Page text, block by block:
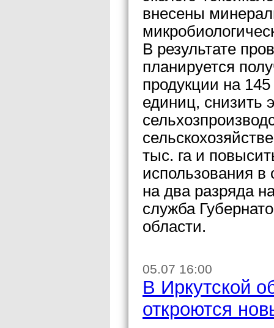
внесены
В результате
планируется
продукции на
единиц, снизить
тыс. га и
использования в
на два разряда
служба
области.
05.07 16:00
В Иркутской
откроются